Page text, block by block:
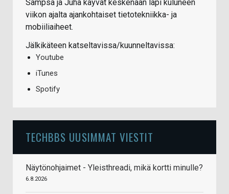
Sampsa ja Juha käyvät keskenään läpi kuluneen
viikon ajalta ajankohtaiset tietotekniikka- ja
mobiiliaiheet.
Jälkikäteen katseltavissa/kuunneltavissa:
Youtube
iTunes
Spotify
TECHBBS UUSIMMAT VIESTIT
Näytönohjaimet - Yleisthreadi, mikä kortti minulle?
6.8.2026